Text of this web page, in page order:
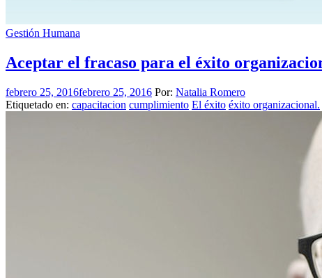
Gestión Humana
Aceptar el fracaso para el éxito
febrero 25, 2016febrero 25, 2016 Por: Natalia Romero
Etiquetado en: capacitacion cumplimiento El éxito éxito organizacional.